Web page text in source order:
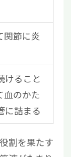
関節に炎
けること
血のかた
に詰まる
割を果たす